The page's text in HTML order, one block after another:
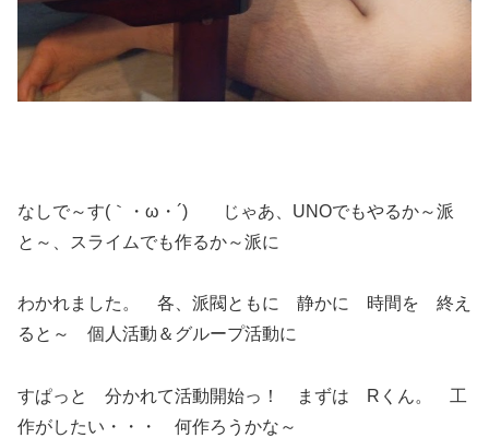
なしで～す(｀・ω・´)ゞ じゃあ、UNOでもやるか～派
と～、スライムでも作るか～派に
わかれました。 各、派閥ともに 静かに 時間を 終え
ると～ 個人活動＆グループ活動に
すぱっと 分かれて活動開始っ！ まずは Rくん。 工
作がしたい・・・ 何作ろうかな～